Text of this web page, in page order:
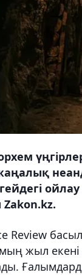
Review
жыл екені